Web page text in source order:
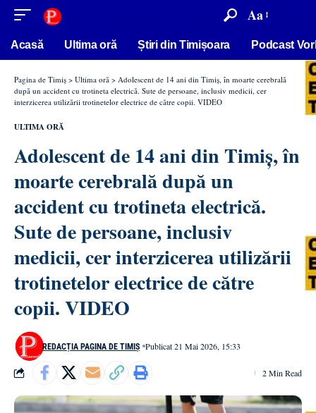
conținut Aa
Acasă Ultima oră Știri din Timișoara Podcast
Pagina de Timiș > Ultima oră > Adolescent de 14 ani din Timiș, în moarte cerebrală
după un accident cu trotineta electrică. Sute de persoane, inclusiv medicii, cer
interzicerea utilizării trotinetelor electrice de către copii. VIDEO
ULTIMA ORĂ
Adolescent de 14 ani din Timiș, în
moarte cerebrală după un
accident cu trotineta electrică.
Sute de persoane, inclusiv
medicii, cer interzicerea utilizării
trotinetelor electrice de către
copii. VIDEO
REDACȚIA PAGINA DE TIMIȘ Publicat 21 Mai 2026, 15:33
2 Min Read